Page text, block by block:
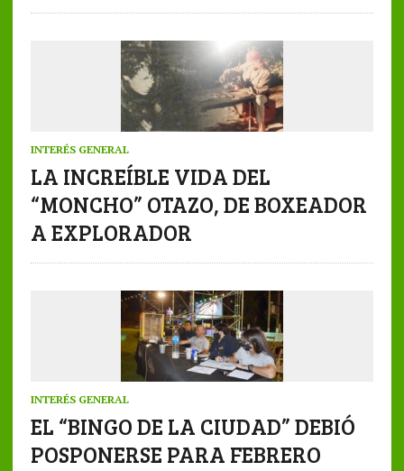
INTERÉS GENERAL
LA INCREÍBLE VIDA DEL
“MONCHO” OTAZO, DE BOXEADOR
A EXPLORADOR
INTERÉS GENERAL
EL “BINGO DE LA CIUDAD” DEBIÓ
POSPONERSE PARA FEBRERO